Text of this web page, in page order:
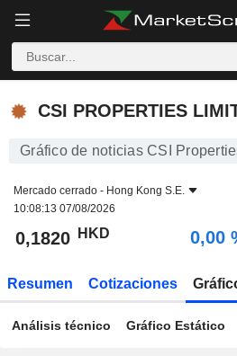
CSI PROPERTIES LIMITED
CSI PROPERTIES
Gráfico de noticias CSI
Mercado cerrado - Hong Kong S.E.
10:08:13 07/08/2026
0,1820 HKD 0,00
Resumen Cotizaciones
Análisis técnico Gráfico Estático